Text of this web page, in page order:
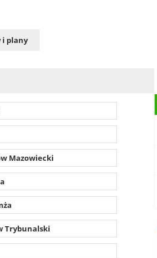
i plany
Mazowiecki
Trybunalski